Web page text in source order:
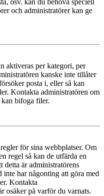
osv. kan du behöva speciell
och administratörer kan ge
aktiveras per kategori, per
kanske inte tillåter
posta i, eller så kan
Kontakta administratören om
bifoga filer.
för sina webbplatser. Om
regel så kan de utfärda en
detta är administratörens
har någonting att göra med
Kontakta
osäker på varför du varnats.